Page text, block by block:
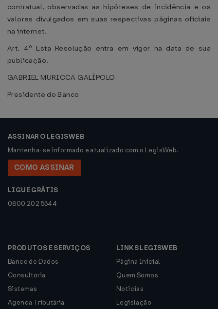
contratual, observadas as hipóteses de incidência e os
valores divulgados em suas respectivas páginas oficiais
na internet.
Art. 4º Esta Resolução entra em vigor na data de sua
publicação.
GABRIEL MURICCA GALÍPOLO
Presidente do Banco
ASSINAR O LEGISWEB
Mantenha-se informado e atualizado com o LegisWeb.
COMO ASSINAR
LIGUE GRÁTIS
0800 202 5544
PRODUTOS E SERVIÇOS
Banco de Dados
Consultoria
Sistemas
Agenda Tributária
LINKS LEGISWEB
Página Inicial
Quem Somos
Notícias
Legislação